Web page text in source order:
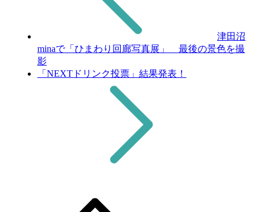
津田沼
minaで「ひまわり回廊写真展」 最後の景色を撮
影
「NEXTドリンク投票」結果発表！